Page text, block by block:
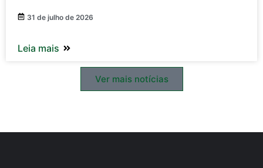
31 de julho de 2026
Leia mais
Ver mais notícias